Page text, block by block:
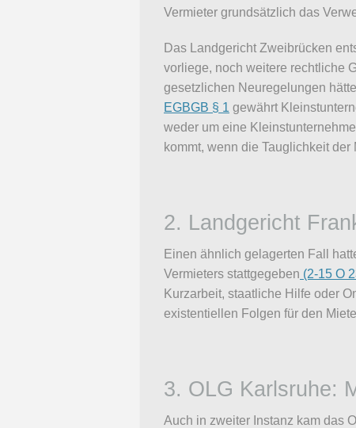
Vermieter grundsätzlich das
Das Landgericht Zweibrücken
vorliege, noch weitere rechtliche
gesetzlichen Neuregelungen
EGBGB § 1 gewährt
weder um eine
kommt, wenn die Tauglichkeit
2. Landgericht
Einen ähnlich gelagerten Fall
Vermieters stattgegeben (2-15 O
Kurzarbeit, staatliche Hilfe oder
existentiellen Folgen für den
3. OLG Karlsruhe:
Auch in zweiter Instanz kam das